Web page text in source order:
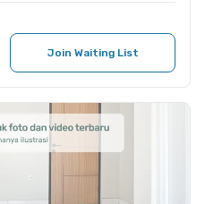
Join Waiting List